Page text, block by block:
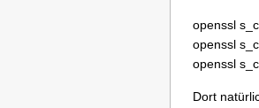
openssl
openssl
openssl
Dort